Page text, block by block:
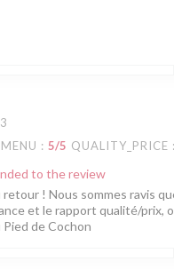
MENU : 5/5 QUALITY_PRICE
to the review
! Nous sommes ravis
et le rapport qualité/prix,
de Cochon